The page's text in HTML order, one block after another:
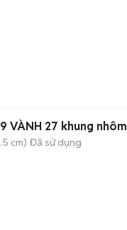
VÀNH 27 khung nhôm
cm) Đã sử dụng